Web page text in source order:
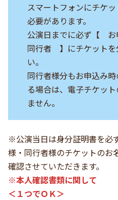
スマートフォンにチケ
必要があります。
公演日までに必ず【 お
同行者 】にチケットを
い。
同行者様分もお申込み
る場合は、電子チケッ
ません。
※公演当日は身分証明書を必
様・同行者様のチケットのお
確認させていただきます。
※本人確認書類に関して
＜１つでＯＫ＞